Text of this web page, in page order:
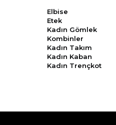
Elbise
Etek
Kadın Gömlek
Kombinler
Kadın Takım
Kadın Kaban
Kadın Trençkot